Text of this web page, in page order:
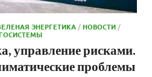
ЭНЕРГЕТИКА /НОВОСТИ /
управление рисками.
проблемы